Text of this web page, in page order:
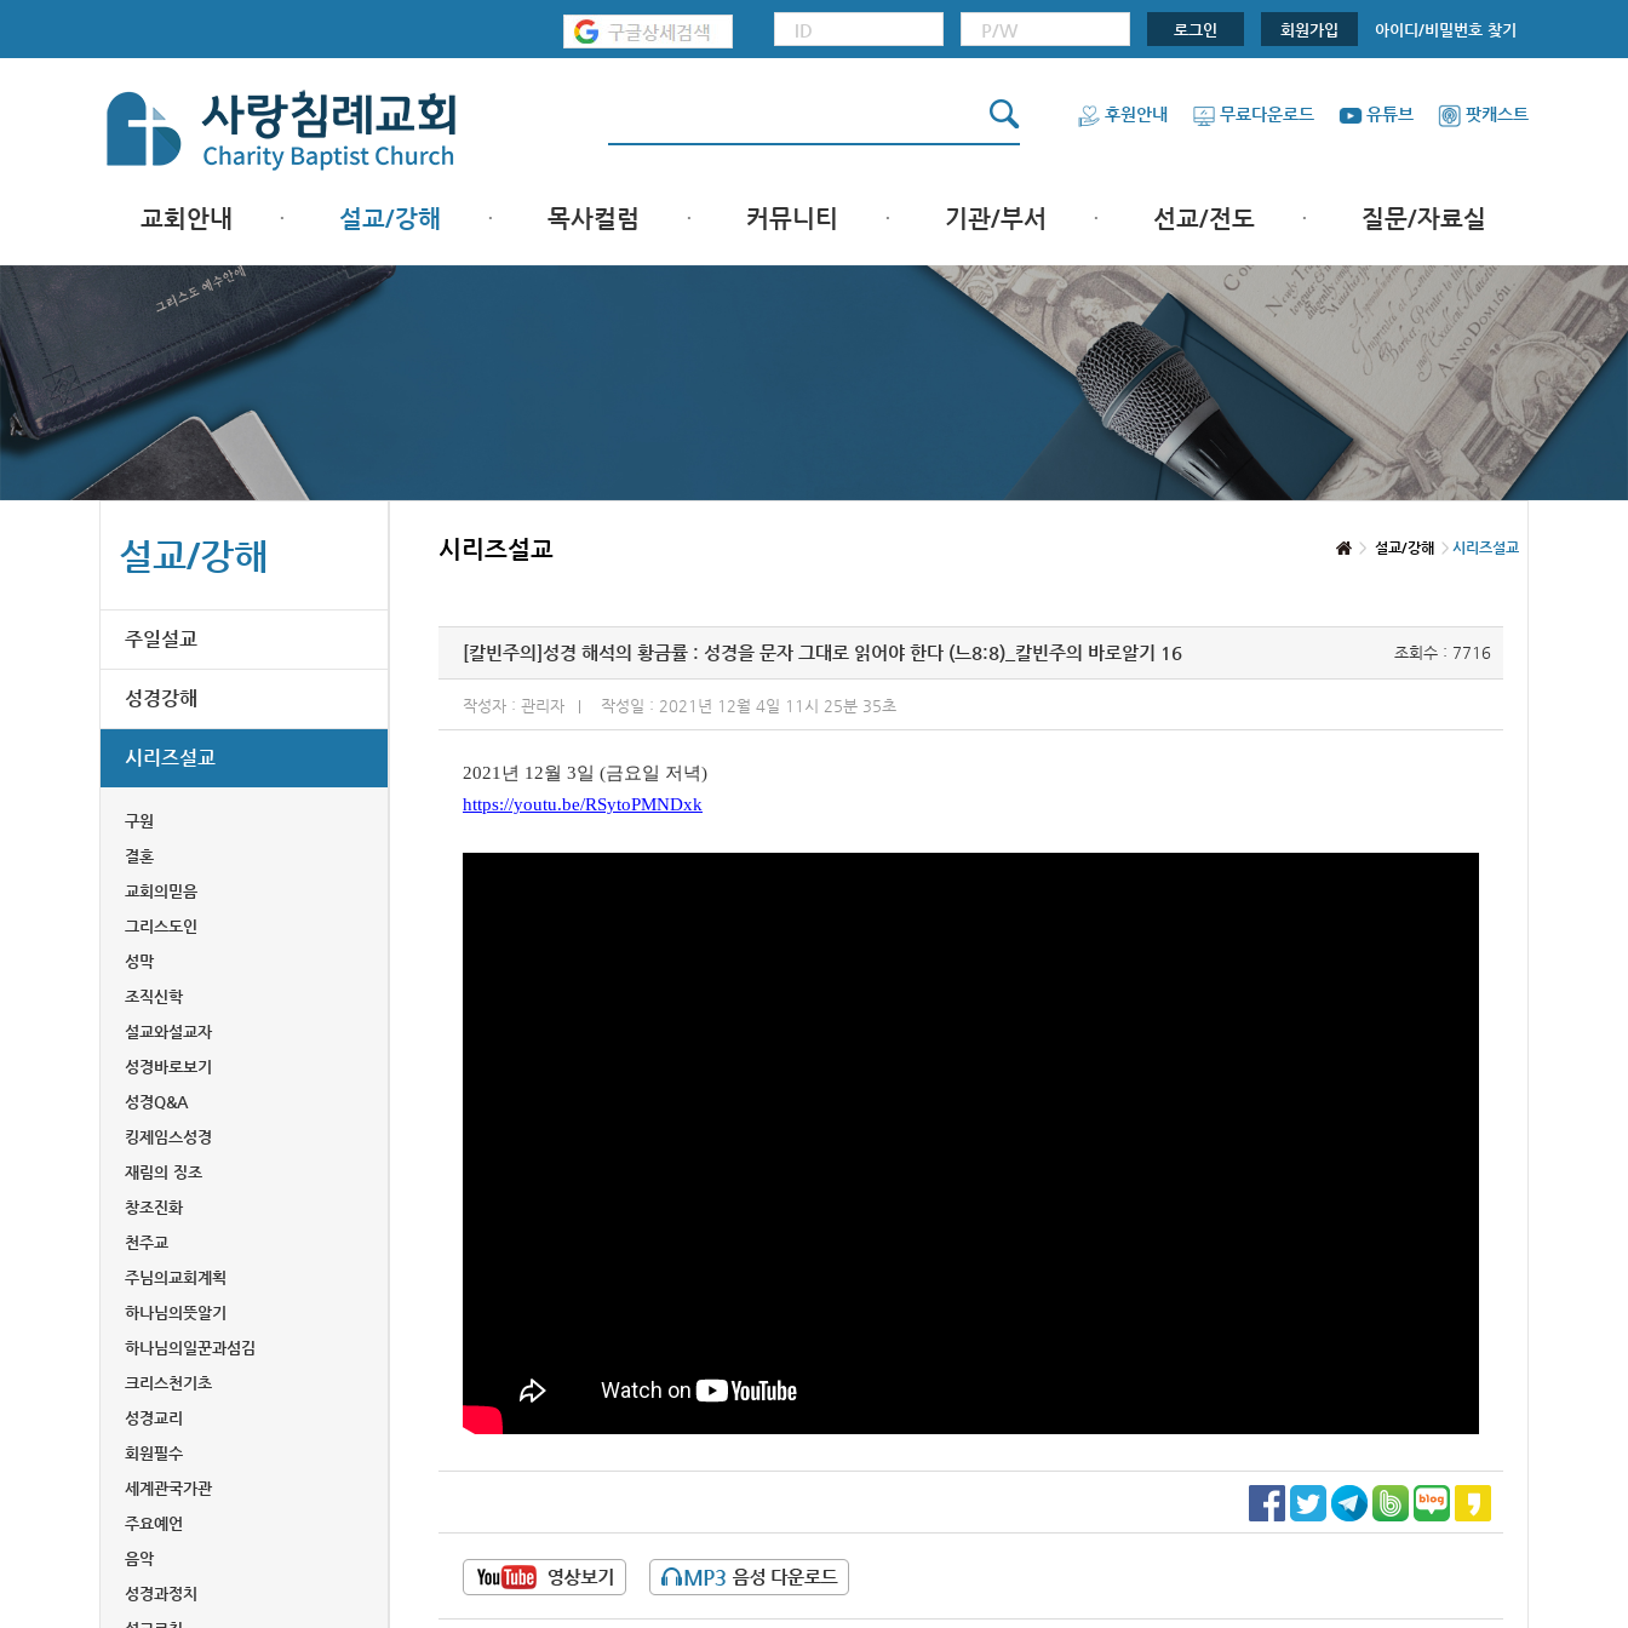
로그인 회원가입 아이디/비밀번호 찾기
후원안내 무료다운로드 유튜브 팟캐스트
교회안내 설교/강해 목사컬럼 커뮤니티 기관/부서 선교/전도 질문/자료실
설교/강해
주일설교
성경강해
시리즈설교
구원
결혼
교회의믿음
그리스도인
성막
조직신학
설교와설교자
성경바로보기
성경Q&A
킹제임스성경
재림의 징조
창조진화
천주교
주님의교회계획
하나님의뜻알기
하나님의일꾼과섬김
크리스천기초
성경교리
회원필수
세계관국가관
주요예언
음악
성경과정치
시리즈설교 설교/강해 시리즈설교
[칼빈주의] 성경 해석의 황금률 : 성경을 문자 그대로 읽어야 한다 (느8:8)_칼빈주의 바로알기 16 조회수 : 7716
작성자 : 관리자 작성일 : 2021년 12월 4일 11시 25분 35초
2021년 12월 3일 (금요일 저녁)
https://youtu.be/RSytoPMNDxk